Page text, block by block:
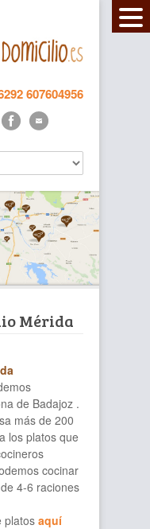
607604956
Mérida
de Badajoz .
más de 200
los platos que
cocinar
4-6 raciones
platos aquí